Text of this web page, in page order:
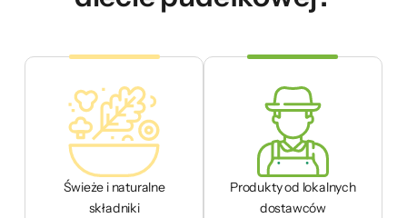
Świeże i naturalne
składniki
Produkty od lokalnych
dostawców